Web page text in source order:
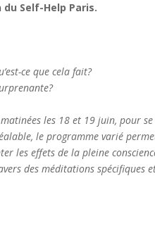
Self-Help Paris.
ce que cela fait?
les 18 et 19 juin, pour
le programme varié
les effets de la pleine
des méditations spécifiques